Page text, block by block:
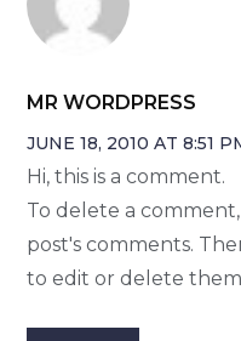
MR WORDPRESS
JUNE 18, 2010 AT 8:51
Hi, this is a comment.
To delete a
post's comments.
to edit or delete